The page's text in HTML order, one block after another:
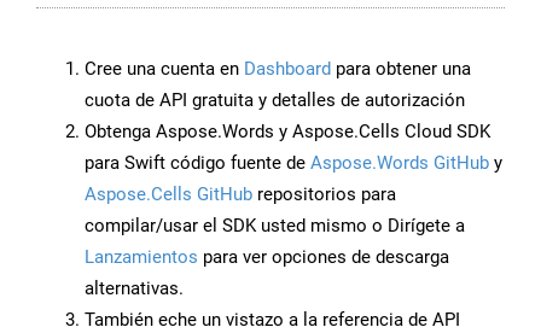
Cree una cuenta en Dashboard para obtener una
cuota de API gratuita y detalles de autorización
Obtenga Aspose.Words y Aspose.Cells Cloud SDK
para Swift código fuente de Aspose.Words GitHub y
Aspose.Cells GitHub repositorios para
compilar/usar el SDK usted mismo o Dirígete a
Lanzamientos para ver opciones de descarga
alternativas.
También eche un vistazo a la referencia de API